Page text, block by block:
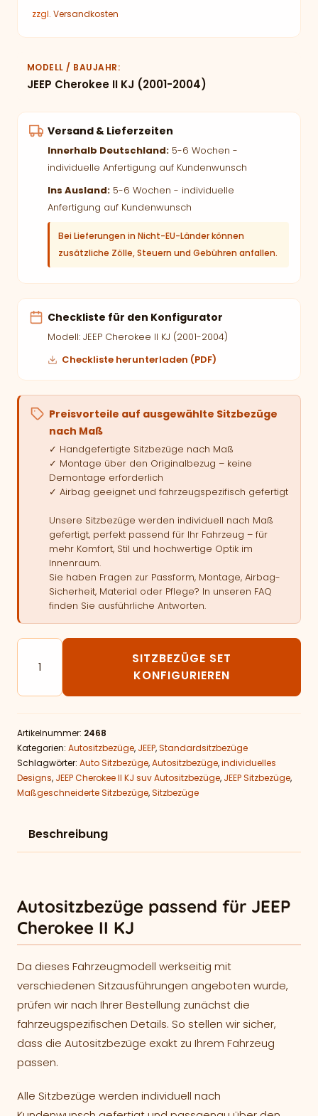
zzgl. Versandkosten
MODELL / BAUJAHR
JEEP Cherokee II KJ (2001-2004)
Versand & Lieferzeiten
Innerhalb Deutschland: 5-6 Wochen -
individuelle Anfertigung auf Kundenwunsch
Ins Ausland: 5-6 Wochen - individuelle
Anfertigung auf Kundenwunsch
Bei Lieferungen in Nicht-EU-Länder können
zusätzliche Zölle, Steuern und Gebühren anfallen.
Checkliste für den Konfigurator
Modell: JEEP Cherokee II KJ (2001-2004)
Checkliste herunterladen (PDF)
Preisvorteile auf ausgewählte Sitzbezüge
nach Maß
✓ Handgefertigte Sitzbezüge nach Maß
✓ Montage über den Originalbezug – keine
Demontage erforderlich
✓ Airbag geeignet und fahrzeugspezifisch gefertigt
Unsere Sitzbezüge werden individuell nach Maß
gefertigt, perfekt passend für Ihr Fahrzeug – für
mehr Komfort, Stil und hochwertige Optik im
Innenraum.
Sie haben Fragen zur Passform, Montage, Airbag-
Sicherheit, Material oder Pflege? In unseren FAQ
finden Sie ausführliche Antworten.
Autositzbezüge passend für JEEP Cherokee II KJ
SITZBEZÜGE SET
KONFIGURIEREN
Artikelnummer: 2468
Kategorien: Autositzbezüge, JEEP,Standardsitzbezüge
Schlagwörter: Auto Sitzbezüge,Autositzbezüge,individuelles
Designs, JEEP Cherokee II KJ suv Autositzbezüge, JEEP Sitzbezüge,
Maßgeschneiderte Sitzbezüge,Sitzbezüge
Beschreibung
Autositzbezüge passend für JEEP
Cherokee II KJ
Da dieses Fahrzeugmodell werkseitig mit
verschiedenen Sitzausführungen angeboten wurde,
prüfen wir nach Ihrer Bestellung zunächst die
fahrzeugspezifischen Details. So stellen wir sicher,
dass die Autositzbezüge exakt zu Ihrem Fahrzeug
passen.
Alle Sitzbezüge werden individuell nach